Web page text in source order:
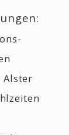
Alster